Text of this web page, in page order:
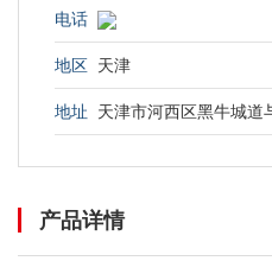
电话
地区 天津
地址 天津市河西区黑牛城道
产品详情